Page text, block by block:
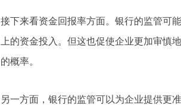
接下来看资金回报率方面。银行的监管可
上的资金投入。但这也促使企业更加审慎
的概率。
另一方面，银行的监管可以为企业提供更